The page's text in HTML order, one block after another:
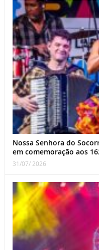
Nossa Senhora do
em comemoração aos
31/07/ 2026